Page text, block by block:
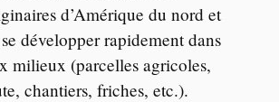
d’Amérique du nord et
développer rapidement dans
milieux (parcelles agricoles,
chantiers, friches, etc.).